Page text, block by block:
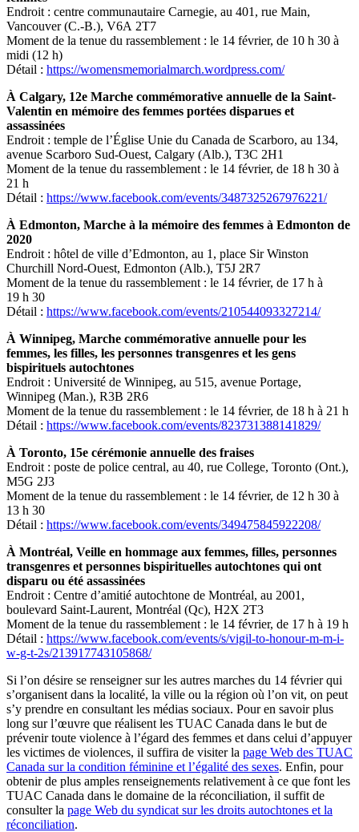
Endroit : centre communautaire Carnegie, au 401, rue Main,
Vancouver (C.-B.), V6A 2T7
Moment de la tenue du rassemblement : le 14 février, de 10 h 30 à
midi (12 h)
Détail : https://womensmemorialmarch.wordpress.com/
À Calgary, 12e Marche commémorative annuelle de la Saint-
Valentin en mémoire des femmes portées disparues et
assassinées
Endroit : temple de l’Église Unie du Canada de Scarboro, au 134,
avenue Scarboro Sud-Ouest, Calgary (Alb.), T3C 2H1
Moment de la tenue du rassemblement : le 14 février, de 18 h 30 à
21 h
Détail : https://www.facebook.com/events/3487325267976221/
À Edmonton, Marche à la mémoire des femmes à Edmonton de
2020
Endroit : hôtel de ville d’Edmonton, au 1, place Sir Winston
Churchill Nord-Ouest, Edmonton (Alb.), T5J 2R7
Moment de la tenue du rassemblement : le 14 février, de 17 h à
19 h 30
Détail : https://www.facebook.com/events/210544093327214/
À Winnipeg, Marche commémorative annuelle pour les
femmes, les filles, les personnes transgenres et les gens
bispirituels autochtones
Endroit : Université de Winnipeg, au 515, avenue Portage,
Winnipeg (Man.), R3B 2R6
Moment de la tenue du rassemblement : le 14 février, de 18 h à 21 h
Détail : https://www.facebook.com/events/823731388141829/
À Toronto, 15e cérémonie annuelle des fraises
Endroit : poste de police central, au 40, rue College, Toronto (Ont.),
M5G 2J3
Moment de la tenue du rassemblement : le 14 février, de 12 h 30 à
13 h 30
Détail : https://www.facebook.com/events/349475845922208/
À Montréal, Veille en hommage aux femmes, filles, personnes
transgenres et personnes bispirituelles autochtones qui ont
disparu ou été assassinées
Endroit : Centre d’amitié autochtone de Montréal, au 2001,
boulevard Saint-Laurent, Montréal (Qc), H2X 2T3
Moment de la tenue du rassemblement : le 14 février, de 17 h à 19 h
Détail : https://www.facebook.com/events/s/vigil-to-honour-m-m-i-
w-g-t-2s/213917743105868/
Si l’on désire se renseigner sur les autres marches du 14 février qui
s’organisent dans la localité, la ville ou la région où l’on vit, on peut
s’y prendre en consultant les médias sociaux. Pour en savoir plus
long sur l’œuvre que réalisent les TUAC Canada dans le but de
prévenir toute violence à l’égard des femmes et dans celui d’appuyer
les victimes de violences, il suffira de visiter la page Web des TUAC
Canada sur la condition féminine et l’égalité des sexes. Enfin, pour
obtenir de plus amples renseignements relativement à ce que font les
TUAC Canada dans le domaine de la réconciliation, il suffit de
consulter la page Web du syndicat sur les droits autochtones et la
réconciliation.